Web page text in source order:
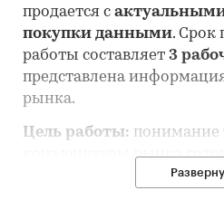
продается с
покупки данными. Срок
работы составляет 3
представлена
рынка.
Цель работы: понимание
конъюнктуры рынка
и оценка перспектив его